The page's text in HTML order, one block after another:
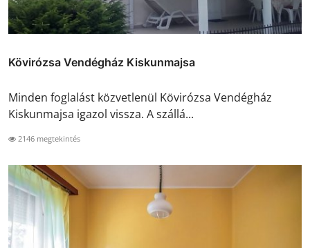
Kövirózsa Vendégház Kiskunmajsa
Minden foglalást közvetlenül Kövirózsa Vendégház
Kiskunmajsa igazol vissza. A szállá...
2146 megtekintés